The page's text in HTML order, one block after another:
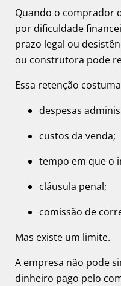
Quando o comprador
por dificuldade
prazo legal ou
ou construtora pode
Essa retenção
despesas
custos da venda;
tempo em que o
cláusula penal;
comissão de
Mas existe um limite.
A empresa não pode
dinheiro pago pelo